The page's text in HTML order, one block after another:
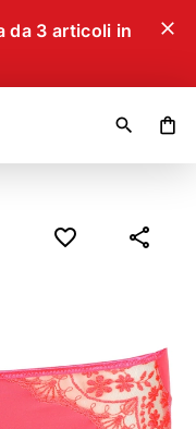
da 3 articoli in
close
search shopping_bag